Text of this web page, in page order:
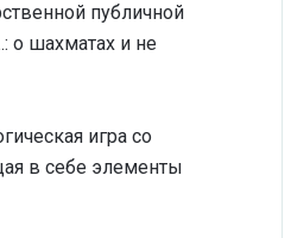
публичной
о шахматах и не
игра со
в себе элементы